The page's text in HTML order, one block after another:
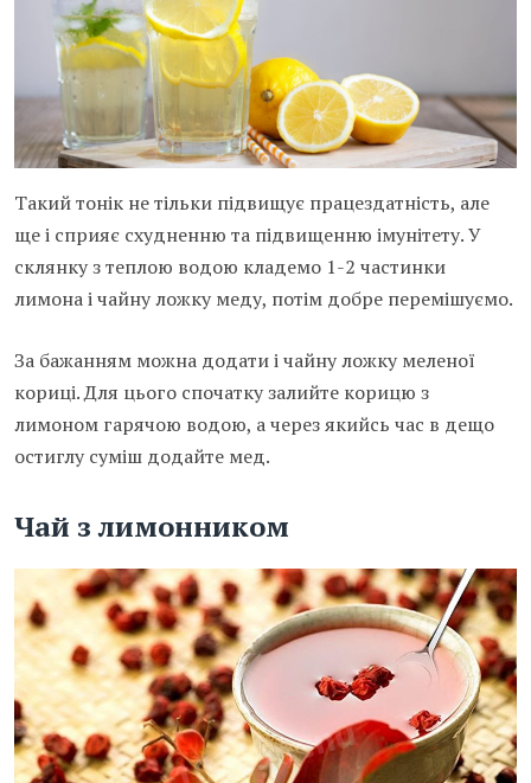
Такий тонік не тільки підвищує працездатність, але
ще і сприяє схудненню та підвищенню імунітету. У
склянку з теплою водою кладемо 1-2 частинки
лимона і чайну ложку меду, потім добре перемішуємо.
За бажанням можна додати і чайну ложку меленої
кориці. Для цього спочатку залийте корицю з
лимоном гарячою водою, а через якийсь час в дещо
остиглу суміш додайте мед.
Чай з лимонником